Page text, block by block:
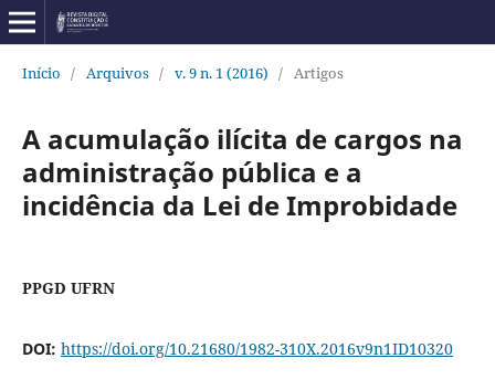
Início / Arquivos / v. 9 n. 1 (2016) / Artigos
A acumulação ilícita de cargos na
administração pública e a
incidência da Lei de Improbidade
PPGD UFRN
DOI: https://doi.org/10.21680/1982-310X.2016v9n1ID10320